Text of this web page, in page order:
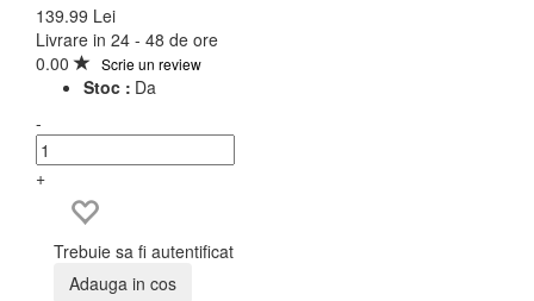
139.99 Lei
Livrare in 24 - 48 de ore
0.00
Scrie un review
Stoc : Da
-
+
Trebuie sa fi autentificat
Adauga in cos